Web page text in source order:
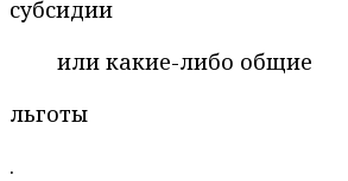
субсидии
или какие-либо общие
льготы
.